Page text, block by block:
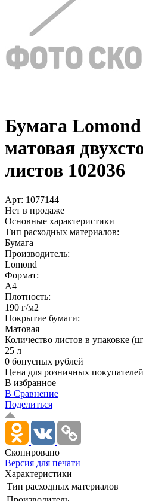
Бумага
матовая
листов 102036
Арт: 1077144
Нет в продаже
Основные характеристики
Тип расходных материалов:
Бумага
Производитель:
Lomond
Формат:
A4
Плотность:
190 г/м2
Покрытие бумаги:
Матовая
Количество листов в упаковке
25 л
0 бонусных рублей
Цена для розничных покупателей
В избранное
В Сравнение
Поделиться
Скопировано
Версия для печати
Характеристики
Тип расходных материалов